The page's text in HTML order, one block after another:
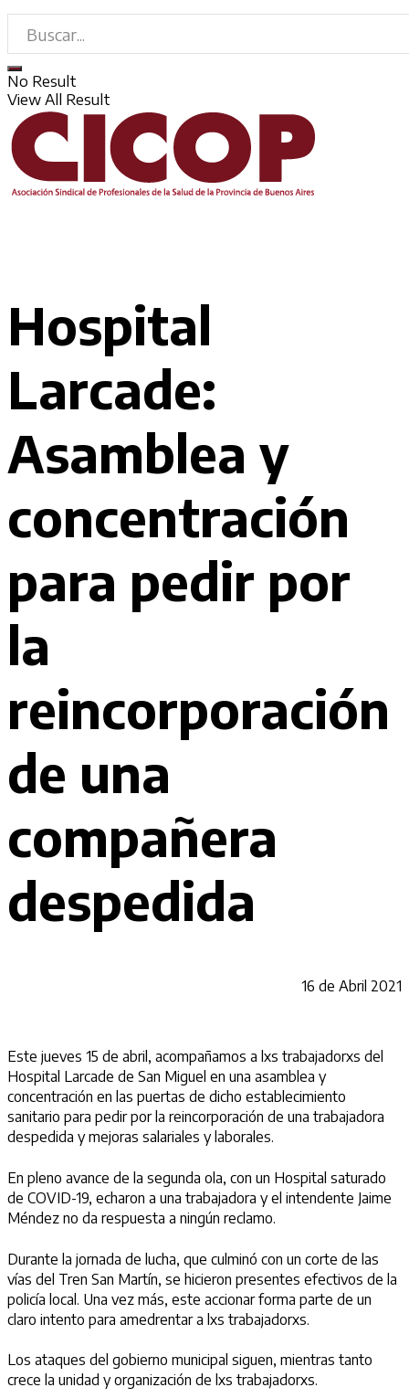
No Result
View All Result
Hospital
Larcade:
Asamblea y
concentración
para pedir por
la
reincorporación
de una
compañera
despedida
16 de Abril 2021
Este jueves 15 de abril, acompañamos a lxs trabajadorxs del
Hospital Larcade de San Miguel en una asamblea y
concentración en las puertas de dicho establecimiento
sanitario para pedir por la reincorporación de una trabajadora
despedida y mejoras salariales y laborales.
En pleno avance de la segunda ola, con un Hospital saturado
de COVID-19, echaron a una trabajadora y el intendente Jaime
Méndez no da respuesta a ningún reclamo.
Durante la jornada de lucha, que culminó con un corte de las
vías del Tren San Martín, se hicieron presentes efectivos de la
policía local. Una vez más, este accionar forma parte de un
claro intento para amedrentar a lxs trabajadorxs.
Los ataques del gobierno municipal siguen, mientras tanto
crece la unidad y organización de lxs trabajadorxs.